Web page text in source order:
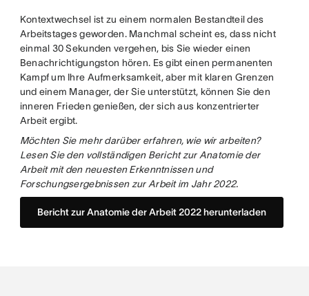
Kontextwechsel ist zu einem normalen Bestandteil des
Arbeitstages geworden. Manchmal scheint es, dass nicht
einmal 30 Sekunden vergehen, bis Sie wieder einen
Benachrichtigungston hören. Es gibt einen permanenten
Kampf um Ihre Aufmerksamkeit, aber mit klaren Grenzen
und einem Manager, der Sie unterstützt, können Sie den
inneren Frieden genießen, der sich aus konzentrierter
Arbeit ergibt.
Möchten Sie mehr darüber erfahren, wie wir arbeiten?
Lesen Sie den vollständigen Bericht zur Anatomie der
Arbeit mit den neuesten Erkenntnissen und
Forschungsergebnissen zur Arbeit im Jahr 2022.
Bericht zur Anatomie der Arbeit 2022 herunterladen